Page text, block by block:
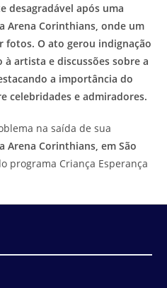
desagradável após uma
Arena Corinthians, onde um
O ato gerou indignação
à artista e discussões sobre a
a importância do
celebridades e admiradores.
na saída de sua
Arena Corinthians, em São
programa Criança Esperança